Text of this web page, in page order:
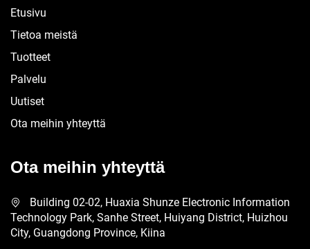
Etusivu
Tietoa meistä
Tuotteet
Palvelu
Uutiset
Ota meihin yhteyttä
Ota meihin yhteyttä
Building 02-02, Huaxia Shunze Electronic Information
Technology Park, Sanhe Street, Huiyang District, Huizhou
City, Guangdong Province, Kiina